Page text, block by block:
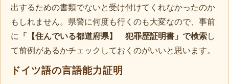
出するための書類でないと受け付けてくれなかったのか
もしれません。県警に何度も行くのも大変なので、事前
に 「【住んでいる都道府県】 犯罪歴証明書」で検索し
て前例があるかチェックしておくのがいいと思います。
ドイツ語の言語能力証明